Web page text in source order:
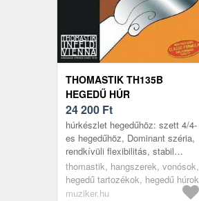
THOMASTIK TH135B
HEGEDŰ HÚR
24 200 Ft
húrkészlet hegedűhöz: szett 4/4-
es hegedűhöz, Dominant széria,
rendkívüli flexibilitás, stabil
hangolás extrém körülmények
között is, gazdag, meleg...
thomastik, hangszerek, vonósok,
hegedű tartozékok, hegedű húrok
muziker.hu